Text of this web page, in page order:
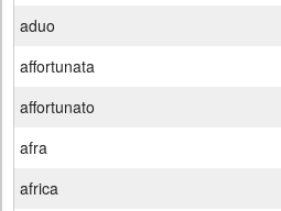
aduo
affortunata
affortunato
afra
africa